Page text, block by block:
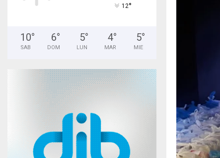
12°
10°
SAB
6°
DOM
5°
LUN
4°
MAR
5°
MIE